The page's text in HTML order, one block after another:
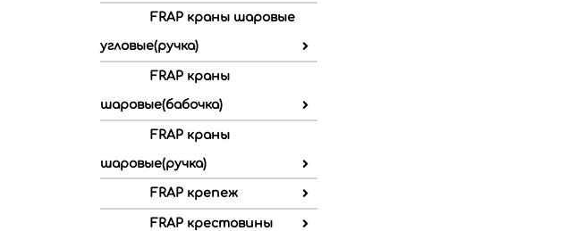
FRAP краны шаровые
угловые(ручка)
FRAP краны
шаровые(бабочка)
FRAP краны
шаровые(ручка)
FRAP крепеж
FRAP крестовины